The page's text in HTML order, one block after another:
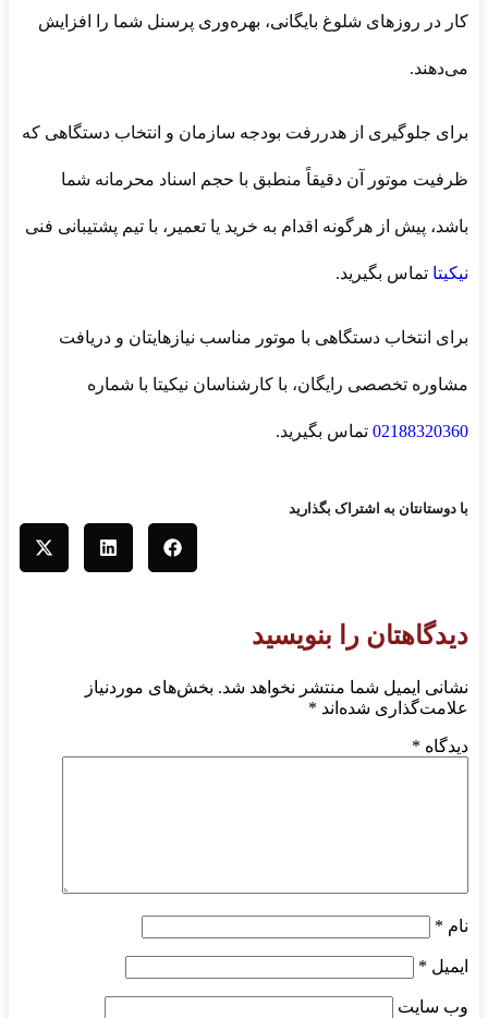
کار در روزهای شلوغ بایگانی، بهره‌وری پرسنل شما را افزایش
می‌دهند.
برای جلوگیری از هدررفت بودجه سازمان و انتخاب دستگاهی که
ظرفیت موتور آن دقیقاً منطبق با حجم اسناد محرمانه شما
باشد، پیش از هرگونه اقدام به خرید یا تعمیر، با تیم پشتیبانی فنی
نیکیتا تماس بگیرید.
برای انتخاب دستگاهی با موتور مناسب نیازهایتان و دریافت
مشاوره تخصصی رایگان، با کارشناسان نیکیتا با شماره
02188320360 تماس بگیرید.
با دوستانتان به اشتراک بگذارید
دیدگاهتان را بنویسید
نشانی ایمیل شما منتشر نخواهد شد. بخش‌های موردنیاز
علامت‌گذاری شده‌اند *
دیدگاه *
نام *
ایمیل *
وب‌ سایت